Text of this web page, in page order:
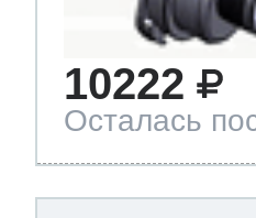
10222
Осталась